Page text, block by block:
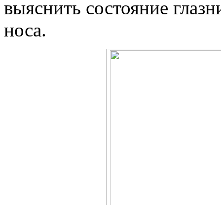
выяснить состояние
носа.